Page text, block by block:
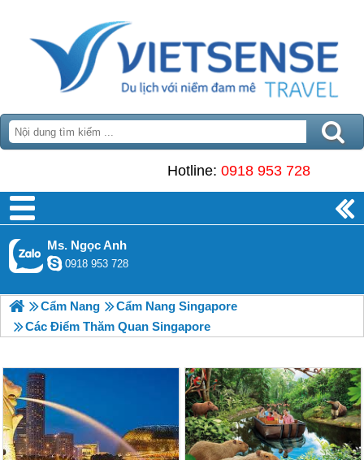
Hotline: 0918 953 728
Ms. Ngọc Anh
0918 953 728
Cẩm Nang
Cẩm Nang Singapore
Các Điểm Thăm Quan Singapore